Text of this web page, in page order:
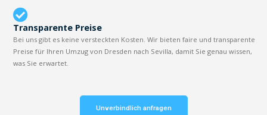
Transparente Preise
Bei uns gibt es keine versteckten Kosten. Wir bieten faire und transparente
Preise für Ihren Umzug von Dresden nach Sevilla, damit Sie genau wissen,
was Sie erwartet.
Unverbindlich anfragen